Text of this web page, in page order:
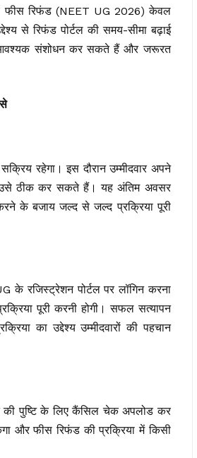
फीस रिफंड (NEET UG 2026) केवल
से रिफंड पोर्टल की समय-सीमा बढ़ाई
आवश्यक संशोधन कर सकते हैं और जरूरत
रहेगा। इस दौरान उम्मीदवार अपने
उसे ठीक कर सकते हैं। यह अंतिम अवसर
के बजाय जल्द से जल्द प्रक्रिया पूरी
के रजिस्ट्रेशन पोर्टल पर लॉगिन करना
पूरी करनी होगी। सफल सत्यापन
का उद्देश्य उम्मीदवारों की पहचान
की पुष्टि के लिए कैंसिल चेक अपलोड कर
और फीस रिफंड की प्रक्रिया में किसी